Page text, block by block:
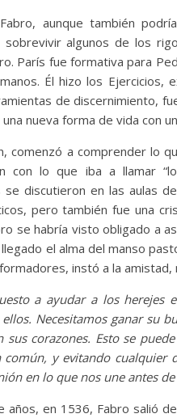
aunque también
sobrevivir algunos de los
París fue formativa para
Él hizo los Ejercicios,
de discernimiento,
nueva forma de vida con
comenzó a comprender lo
con lo que iba a llamar
se discutieron en las aulas
pero también fue una
se habría visto obligado a
el alma del manso
instó a la amistad,
a ayudar a los
Necesitamos ganar su
sus corazones. Esto se
común, y evitando cualquier
en lo que nos une antes
años, en 1536, Fabro salió